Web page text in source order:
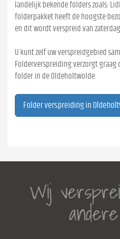
landelijk bekende folders zoals:
folderpakket heeft de hoogste
en dit wordt verspreid van
U kunt zelf uw verspreidgebied
Folderverspreiding verzorgt graag
folder in de Oldeholtwolde.
Folder verspreiding in
Wij